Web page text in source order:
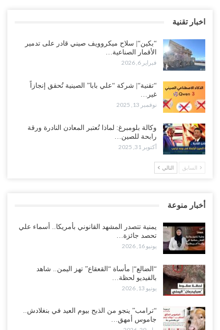
اخبار تقنية
“بكين“| سلاح ميكروويف صيني قادر على تدمير
الأقمار الصناعية…
فبراير 6, 2026
“تقنية“| شركة “علي بابا” الصينية تُحقق إنجازاً
غير…
نوفمبر 13, 2025
وكالة بلومبرغ: لماذا تُعتبر المعادن النادرة ورقة
رابحة للصين…
أكتوبر 31, 2025
السابق التالي
أخبار منوعة
يمنية تتصدر المشهد القانوني بأمريكا.. أسماء علي
تحصد جائزة…
يونيو 16, 2026
“الضالع“| مأساة “القعقاع” تهز اليمن.. شاهد
بالفيديو لحظة…
يونيو 13, 2026
“ترامب” ينجو من الذبح بيوم العيد في بنغلادش..
جاموس أمهق…